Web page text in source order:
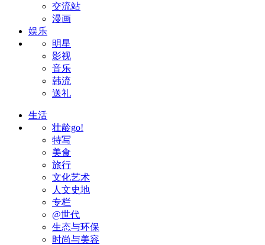
交流站
漫画
娱乐
明星
影视
音乐
韩流
送礼
生活
壮龄go!
特写
美食
旅行
文化艺术
人文史地
专栏
@世代
生态与环保
时尚与美容